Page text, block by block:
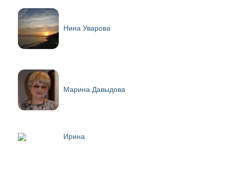
Нина Уварова
Марина Давыдова
Ирина